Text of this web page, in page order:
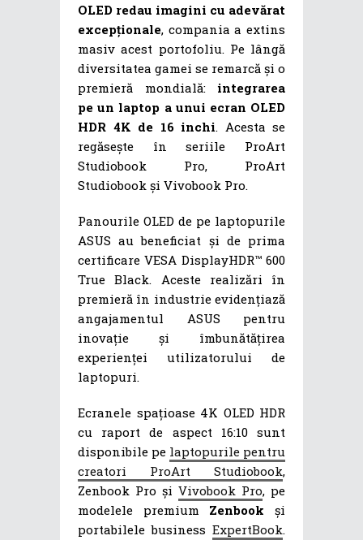
OLED redau imagini cu adevărat
excepționale, compania a extins
masiv acest portofoliu. Pe lângă
diversitatea gamei se remarcă și o
premieră mondială: integrarea
pe un laptop a unui ecran OLED
HDR 4K de 16 inchi. Acesta se
regăsește în seriile ProArt
Studiobook Pro, ProArt
Studiobook și Vivobook Pro.
Panourile OLED de pe laptopurile
ASUS au beneficiat și de prima
certificare VESA DisplayHDR™ 600
True Black. Aceste realizări în
premieră în industrie evidențiază
angajamentul ASUS pentru
inovație și îmbunătățirea
experienței utilizatorului de
laptopuri.
Ecranele spațioase 4K OLED HDR
cu raport de aspect 16:10 sunt
disponibile pe laptopurile pentru
creatori ProArt Studiobook,
Zenbook Pro și Vivobook Pro, pe
modelele premium Zenbook și
portabilele business ExpertBook.